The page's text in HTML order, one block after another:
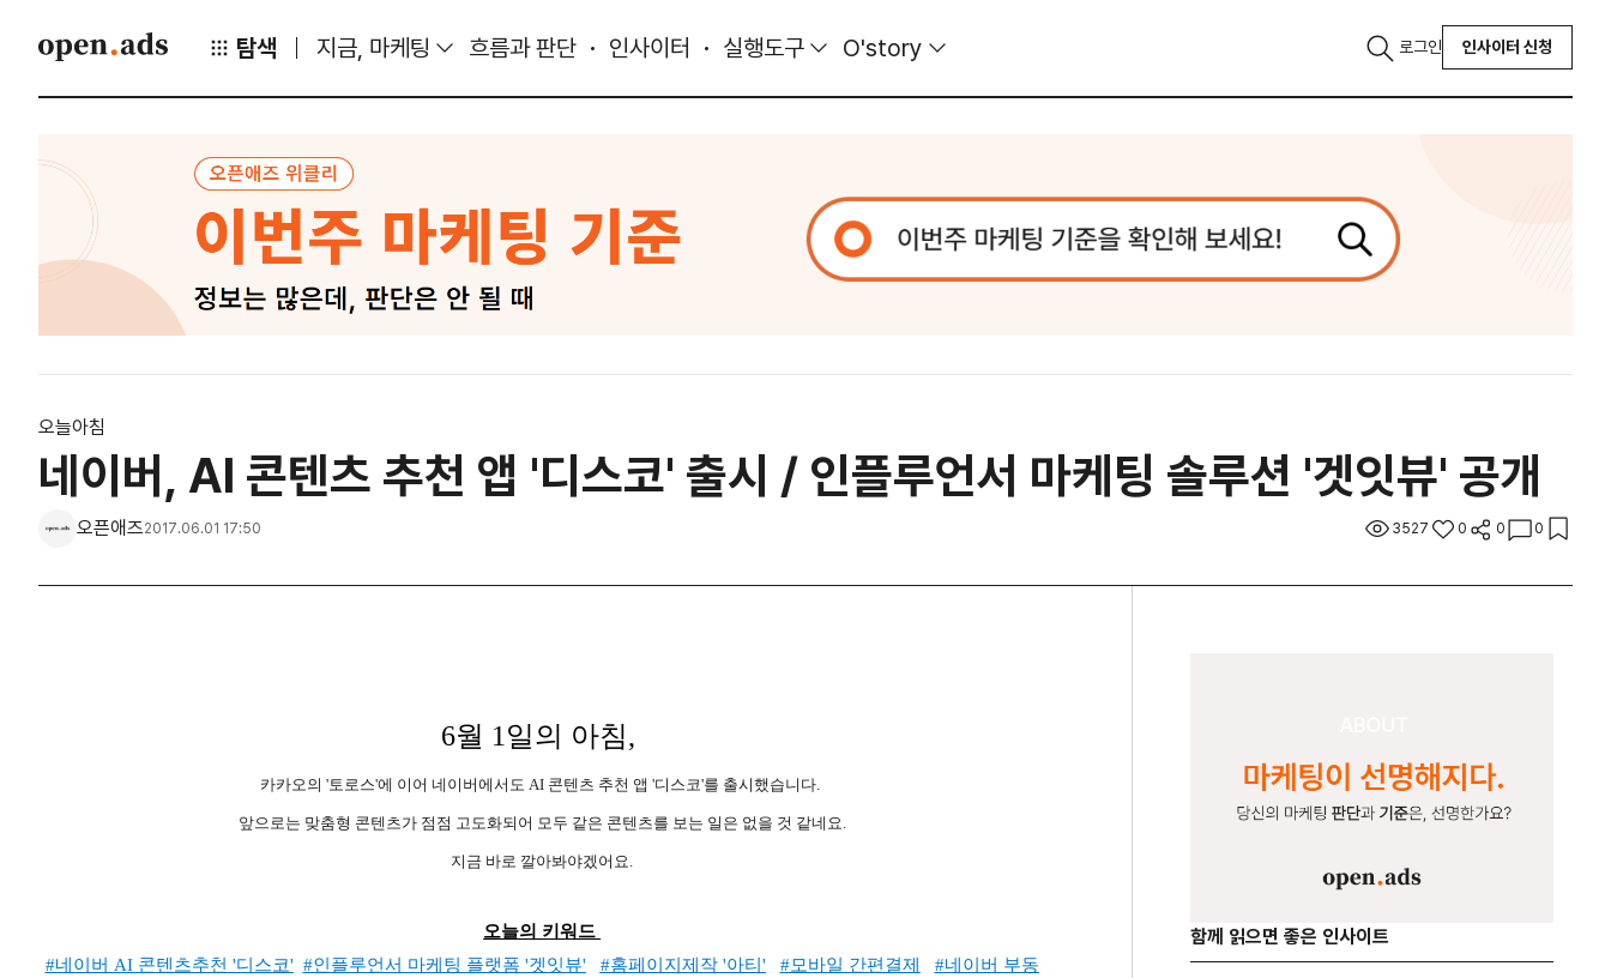
탐색 지금, 마케팅 흐름과 판단 인사이터 실행도구 O'story 로그인 인사이터 신청
오늘아침
네이버, AI 콘텐츠 추천 앱 '디스코' 출시 / 인플루언서 마케팅 솔루션 '겟잇뷰' 공개
오픈애즈2017.06.01 17:50 3527 0 0 0
6월 1일의 아침,
카카오의 '토로스'에 이어 네이버에서도 AI 콘텐츠 추천 앱 '디스코'를 출시했습니다.
앞으로는 맞춤형 콘텐츠가 점점 고도화되어 모두 같은 콘텐츠를 보는 일은 없을 것 같네요.
지금 바로 깔아봐야겠어요.
오늘의 키워드
#네이버 AI 콘텐츠추천 '디스코' #인플루언서 마케팅 플랫폼 '겟잇뷰' #홈페이지제작 '아티' #모바일 간편결제
#네이버 부동
함께 읽으면 좋은 인사이트